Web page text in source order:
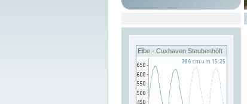
Elbe - Cuxhaven Steubenhöft